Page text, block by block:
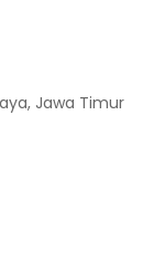
Jawa Timur